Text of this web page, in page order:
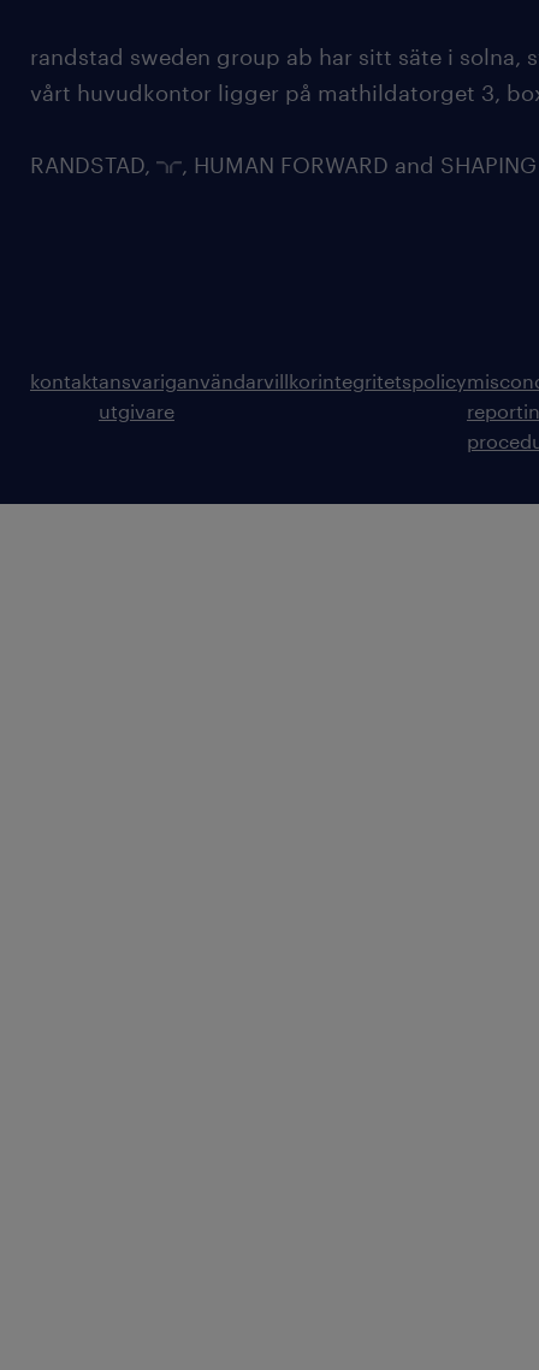
randstad sweden group ab har sitt säte i solna,
vårt huvudkontor ligger på mathildatorget 3,
RANDSTAD, , HUMAN FORWARD and
kontaktansvarig
utgivare
användarvillkorintegritetspolicy